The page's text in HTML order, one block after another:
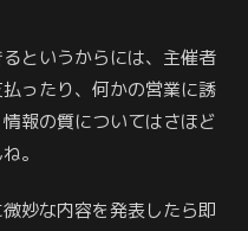
というからには、主催者
ったり、何かの営業に誘
報の質についてはさほど
。
妙な内容を発表したら即